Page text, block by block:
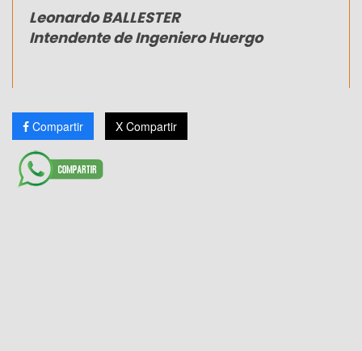
Leonardo BALLESTER
Intendente de Ingeniero Huergo
Compartir X Compartir